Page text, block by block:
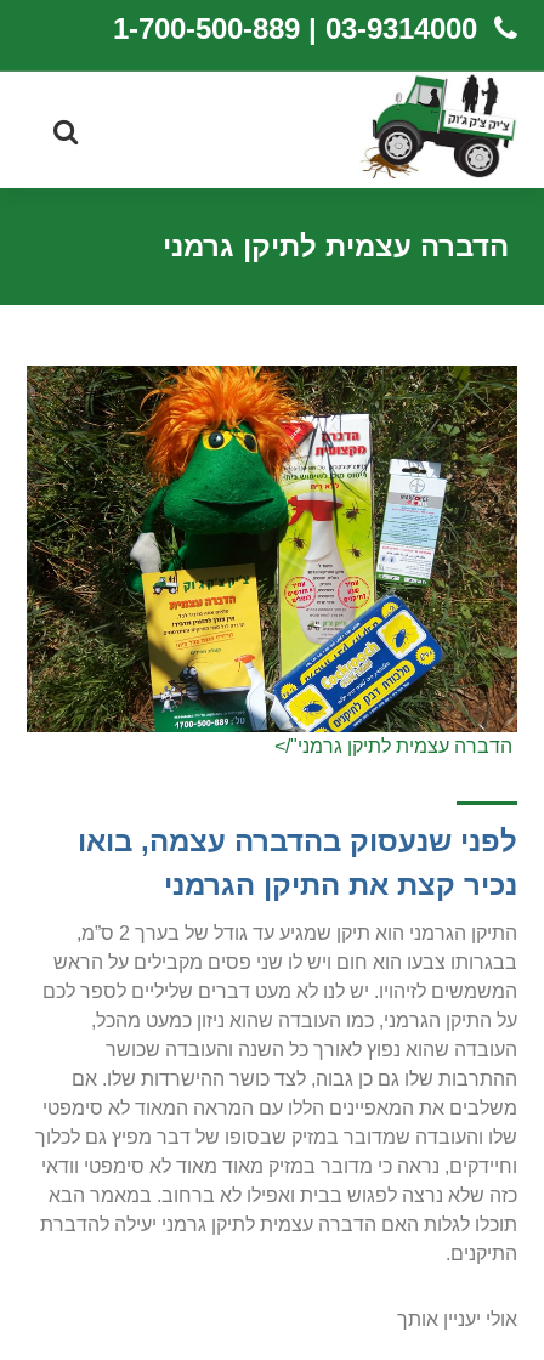
03-9314000 | 1-700-500-889
הדברה עצמית לתיקן גרמני
הדברה עצמית לתיקן גרמני"/>
לפני שנעסוק בהדברה עצמה, בואו
נכיר קצת את התיקן הגרמני
התיקן הגרמני הוא תיקן שמגיע עד גודל של בערך 2 ס”מ,
בבגרותו צבעו הוא חום ויש לו שני פסים מקבילים על הראש
המשמשים לזיהויו. יש לנו לא מעט דברים שליליים לספר לכם
על התיקן הגרמני, כמו העובדה שהוא ניזון כמעט מהכל,
העובדה שהוא נפוץ לאורך כל השנה והעובדה שכושר
ההתרבות שלו גם כן גבוה, לצד כושר ההישרדות שלו. אם
משלבים את המאפיינים הללו עם המראה המאוד לא סימפטי
שלו והעובדה שמדובר במזיק שבסופו של דבר מפיץ גם לכלוך
וחיידקים, נראה כי מדובר במזיק מאוד מאוד לא סימפטי וודאי
כזה שלא נרצה לפגוש בבית ואפילו לא ברחוב. במאמר הבא
תוכלו לגלות האם הדברה עצמית לתיקן גרמני יעילה להדברת
התיקנים.
אולי יעניין אותך